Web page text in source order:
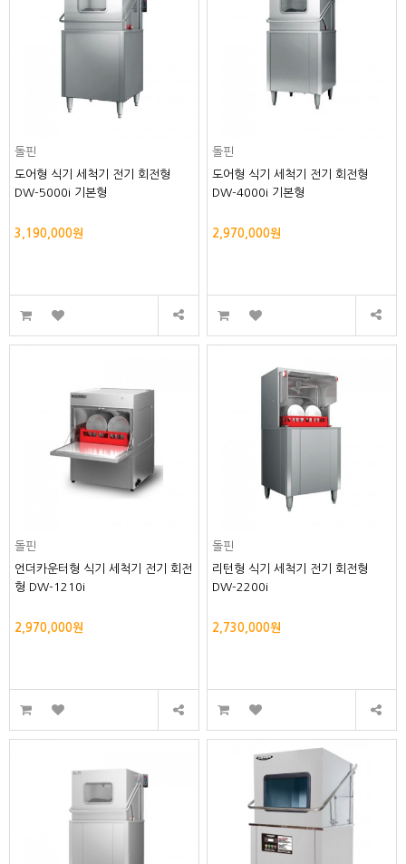
돌핀
도어형 식기 세척기 전기 회전형
DW-5000i 기본형
3,190,000원
돌핀
도어형 식기 세척기 전기 회전형
DW-4000i 기본형
2,970,000원
돌핀
언더카운터형 식기 세척기 전기 회전
형 DW-1210i
2,970,000원
돌핀
리턴형 식기 세척기 전기 회전형
DW-2200i
2,730,000원